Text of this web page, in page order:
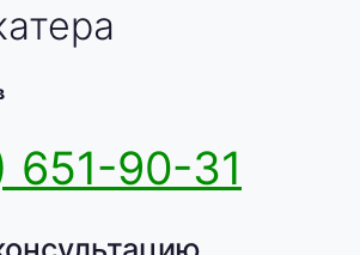
651-90-31